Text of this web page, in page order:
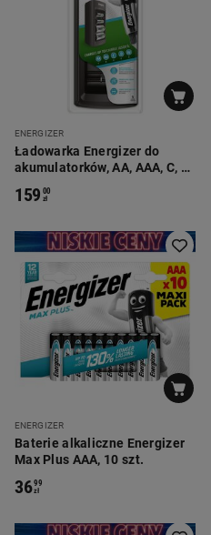
ENERGIZER
Ładowarka Energizer do
akumulatorków, AA, AAA, C, D
159 00
zł
ENERGIZER
Baterie alkaliczne Energizer
Max Plus AAA, 10 szt.
3699
zł